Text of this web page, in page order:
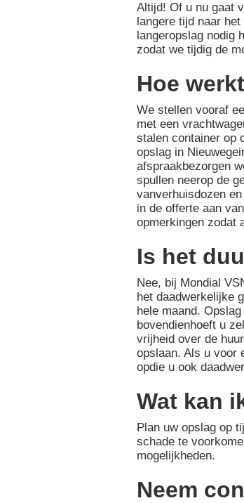
Altijd! Of u nu gaat
langere tijd naar
langeropslag nodig
zodat we tijdig de
Hoe
We stellen vooraf
met een
stalen container op
opslag in
afspraakbezorgen
spullen neerop de
vanverhuisdozen
in de offerte aan
opmerkingen zodat
Is het
Nee, bij Mondial
het daadwerkelijke
hele maand.
bovendienhoeft u
vrijheid over de
opslaan. Als u voor
opdie u ook
Wat kan
Plan uw opslag op
schade te
mogelijkheden.
Neem